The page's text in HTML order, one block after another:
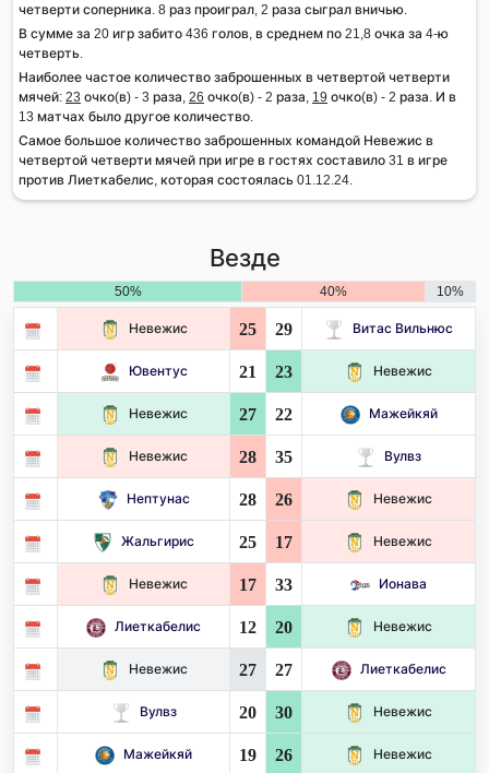
четверти соперника. 8 раз проиграл, 2 раза сыграл вничью.
В сумме за 20 игр забито 436 голов, в среднем по 21,8 очка за 4-ю
четверть.
Наиболее частое количество заброшенных в четвертой четверти
мячей: 23 очко(в) - 3 раза, 26 очко(в) - 2 раза, 19 очко(в) - 2 раза. И в
13 матчах было другое количество.
Самое большое количество заброшенных командой Невежис в
четвертой четверти мячей при игре в гостях составило 31 в игре
против Лиеткабелис, которая состоялась 01.12.24.
Везде
50% 40% 10%
Невежис 25 29 Витас Вильнюс
Ювентус 21 23 Невежис
Невежис 27 22 Мажейкяй
Невежис 28 35 Вулвз
Нептунас 28 26 Невежис
Жальгирис 25 17 Невежис
Невежис 17 33 Ионава
Лиеткабелис 12 20 Невежис
Невежис 27 27 Лиеткабелис
Вулвз 20 30 Невежис
Мажейкяй 19 26 Невежис